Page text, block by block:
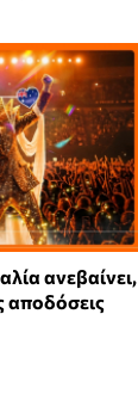
ανεβαίνει,
αποδόσεις